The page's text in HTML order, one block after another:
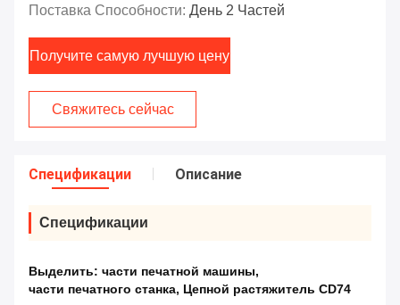
Поставка Способности: День 2 Частей
Получите самую лучшую цену
Свяжитесь сейчас
Спецификации Описание
Спецификации
Выделить: части печатной машины,
части печатного станка, Цепной растяжитель CD74